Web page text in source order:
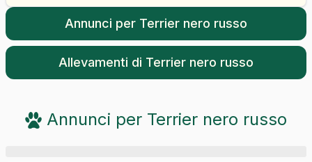
Annunci per Terrier nero russo
Allevamenti di Terrier nero russo
Annunci per Terrier nero russo